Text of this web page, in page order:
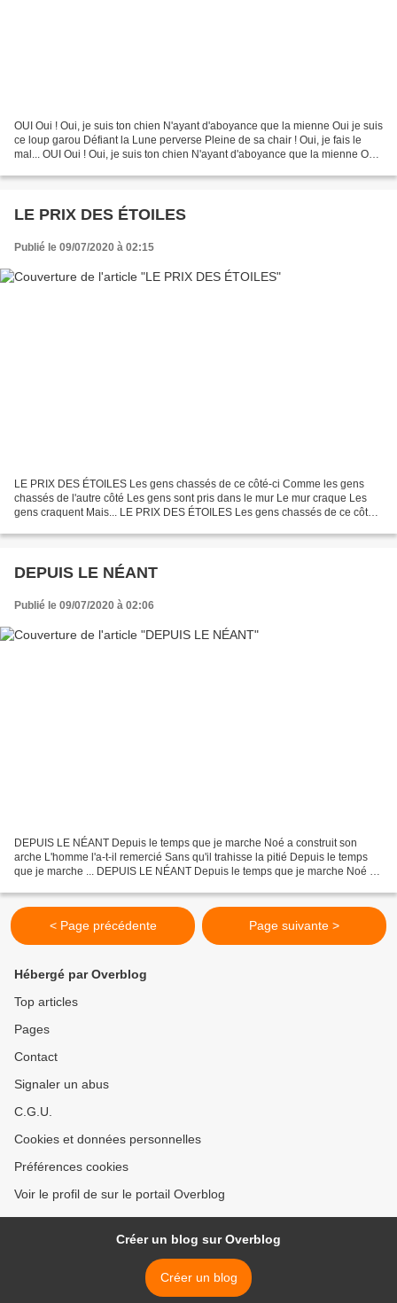
OUI Oui ! Oui, je suis ton chien N'ayant d'aboyance que la mienne Oui je suis
ce loup garou Défiant la Lune perverse Pleine de sa chair ! Oui, je fais le
mal... OUI Oui ! Oui, je suis ton chien N'ayant d'aboyance que la mienne Oui
LE PRIX DES ÉTOILES
Publié le 09/07/2020 à 02:15
LE PRIX DES ÉTOILES Les gens chassés de ce côté-ci Comme les gens
chassés de l'autre côté Les gens sont pris dans le mur Le mur craque Les
gens craquent Mais... LE PRIX DES ÉTOILES Les gens chassés de ce côté-
DEPUIS LE NÉANT
Publié le 09/07/2020 à 02:06
DEPUIS LE NÉANT Depuis le temps que je marche Noé a construit son
arche L'homme l'a-t-il remercié Sans qu'il trahisse la pitié Depuis le temps
que je marche ... DEPUIS LE NÉANT Depuis le temps que je marche Noé a
< Page précédente Page suivante >
Hébergé par Overblog
Top articles
Pages
Contact
Signaler un abus
C.G.U.
Cookies et données personnelles
Préférences cookies
Voir le profil de sur le portail Overblog
Créer un blog sur Overblog
Créer un blog